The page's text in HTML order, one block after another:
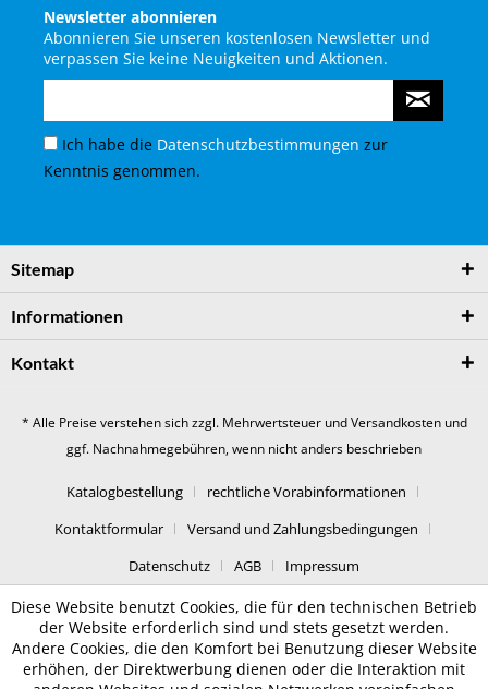
Newsletter abonnieren
Abonnieren Sie unseren kostenlosen Newsletter und
verpassen Sie keine Neuigkeiten und Aktionen.
Ich habe die Datenschutzbestimmungen zur
Kenntnis genommen.
Sitemap
Informationen
Kontakt
* Alle Preise verstehen sich zzgl. Mehrwertsteuer undVersandkostenund
ggf. Nachnahmegebühren, wenn nicht anders beschrieben
Katalogbestellung
rechtliche Vorabinformationen
Kontaktformular
Versand und Zahlungsbedingungen
Datenschutz
AGB Impressum
Diese Website benutzt Cookies, die für den technischen Betrieb
der Website erforderlich sind und stets gesetzt werden.
Andere Cookies, die den Komfort bei Benutzung dieser Website
erhöhen, der Direktwerbung dienen oder die Interaktion mit